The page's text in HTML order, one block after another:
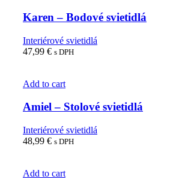
Karen – Bodové svietidlá
Interiérové svietidlá
47,99 € s DPH
Add to cart
Amiel – Stolové svietidlá
Interiérové svietidlá
48,99 € s DPH
Add to cart